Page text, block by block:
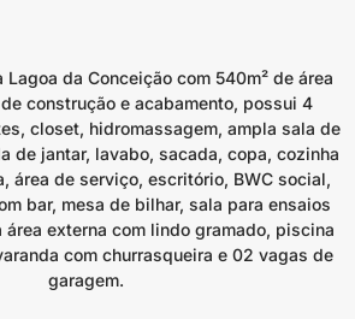
Lagoa da Conceição com 540m² de área
construção e acabamento, possui 4
closet, hidromassagem, ampla sala de
de jantar, lavabo, sacada, copa, cozinha
área de serviço, escritório, BWC social,
bar, mesa de bilhar, sala para ensaios
externa com lindo gramado, piscina
com churrasqueira e 02 vagas de
garagem.